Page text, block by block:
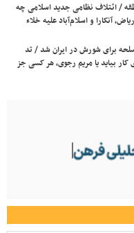
/ ائتلاف نظامی جدید اسلامی چه
آنکارا و اسلام‌آباد علیه خلاء
برای شورش در ایران شد / تد
بیاید یا مریم رجوی، هر کسی جز